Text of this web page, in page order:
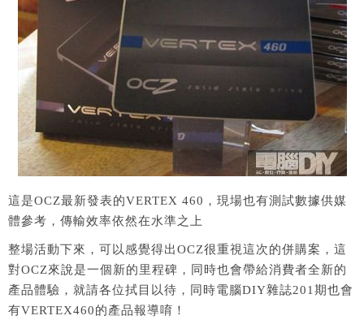
這是OCZ最新發表的VERTEX 460，現場也有測試數據供媒
體參考，傳輸效率依然在水準之上
整場活動下來，可以感覺得出OCZ很重視這次的併購案，這
對OCZ來說是一個新的里程碑，同時也會帶給消費者全新的
產品體驗，就請各位拭目以待，同時電腦DIY雜誌201期也會
有VERTEX460的產品報導唷！